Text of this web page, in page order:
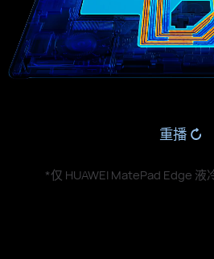
重播
*仅 HUAWEI MatePad Edge 液